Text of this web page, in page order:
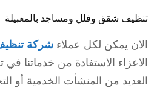
تنظيف شقق وفلل ومساجد بالمعبيلة
الان يمكن لكل عملاء شركة تنظيف
الاعزاء الاستفادة من خدماتنا
العديد من المنشأت الخدمية أو